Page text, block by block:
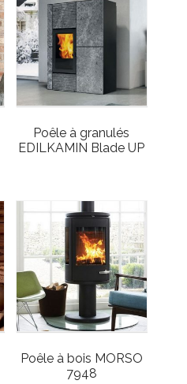
Poêle à granulés
EDILKAMIN Blade UP
Poêle à bois MORSO
7948